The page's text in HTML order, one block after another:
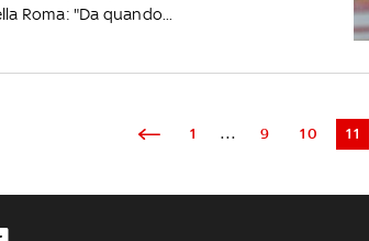
Roma: "Da quando...
1 ... 9 10 11